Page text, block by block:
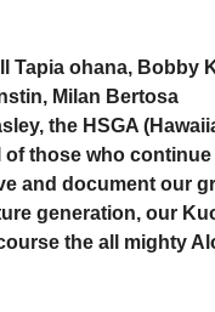
Tapia ohana, Bobby
Milan Bertosa
the HSGA
of those who continue
document our
generation, our
the all mighty